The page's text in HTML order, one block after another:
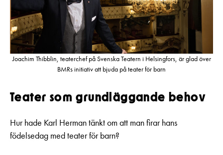
Joachim Thibblin, teaterchef på Svenska Teatern i Helsingfors, är glad över
BMRs initiativ att bjuda på teater för barn
Teater som grundläggande behov
Hur hade Karl Herman tänkt om att man firar hans
födelsedag med teater för barn?